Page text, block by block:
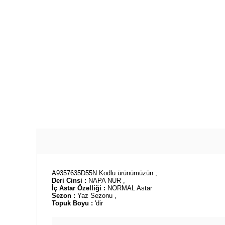
A9357635D55N Kodlu ürünümüzün ;
Deri Cinsi : NAPA NUR ,
İç Astar Özelliği : NORMAL Astar
Sezon : Yaz Sezonu ,
Topuk Boyu : 'dir